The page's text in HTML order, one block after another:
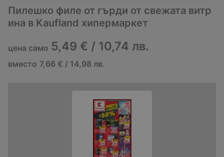
Пилешко филе от гърди от свежата витр
ина в Kaufland хипермаркет
цена само 5,49 € / 10,74 лв.
вместо 7,66 € / 14,98 лв.